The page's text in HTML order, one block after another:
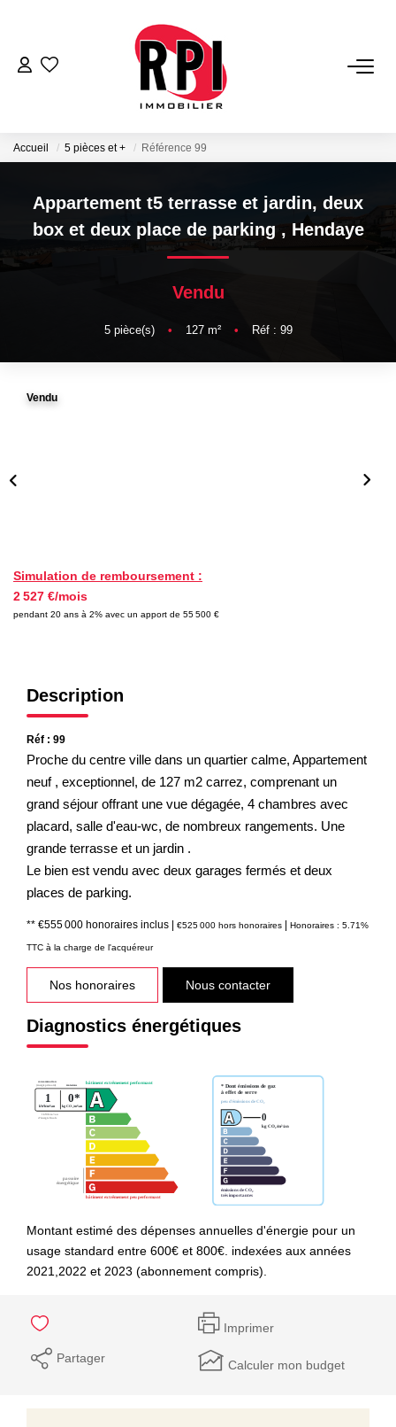
VENTES
LOCATIONS
LOCATIONS VACANCES
Estimation
Avis Clients
Accueil 5 pièces et + Référence 99
Appartement t5 terrasse et jardin, deux
box et deux place de parking , Hendaye
Vendu
5pièce(s) • 127m² • Réf : 99
Vendu
Simulation de remboursement :
2 527 €/mois
pendant 20 ans à 2% avec un apport de 55 500 €
Description
Réf : 99
Proche du centre ville dans un quartier calme, Appartement
neuf , exceptionnel, de 127 m2 carrez, comprenant un
grand séjour offrant une vue dégagée, 4 chambres avec
placard, salle d'eau-wc, de nombreux rangements. Une
grande terrasse et un jardin .
Le bien est vendu avec deux garages fermés et deux
places de parking.
** €555 000 honoraires inclus | €525 000 hors honoraires | Honoraires : 5.71%
TTC à la charge de l'acquéreur
Nos honoraires Nous contacter
Diagnostics énergétiques
Montant estimé des dépenses annuelles d'énergie pour un
usage standard entre 600€ et 800€. indexées aux années
2021,2022 et 2023 (abonnement compris).
Imprimer
Partager Calculer mon budget